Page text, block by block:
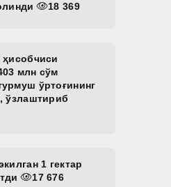
18 369
ҳисобчиси
млн сўм
ўртоғининг
ўзлаштириб
1 гектар
17 676